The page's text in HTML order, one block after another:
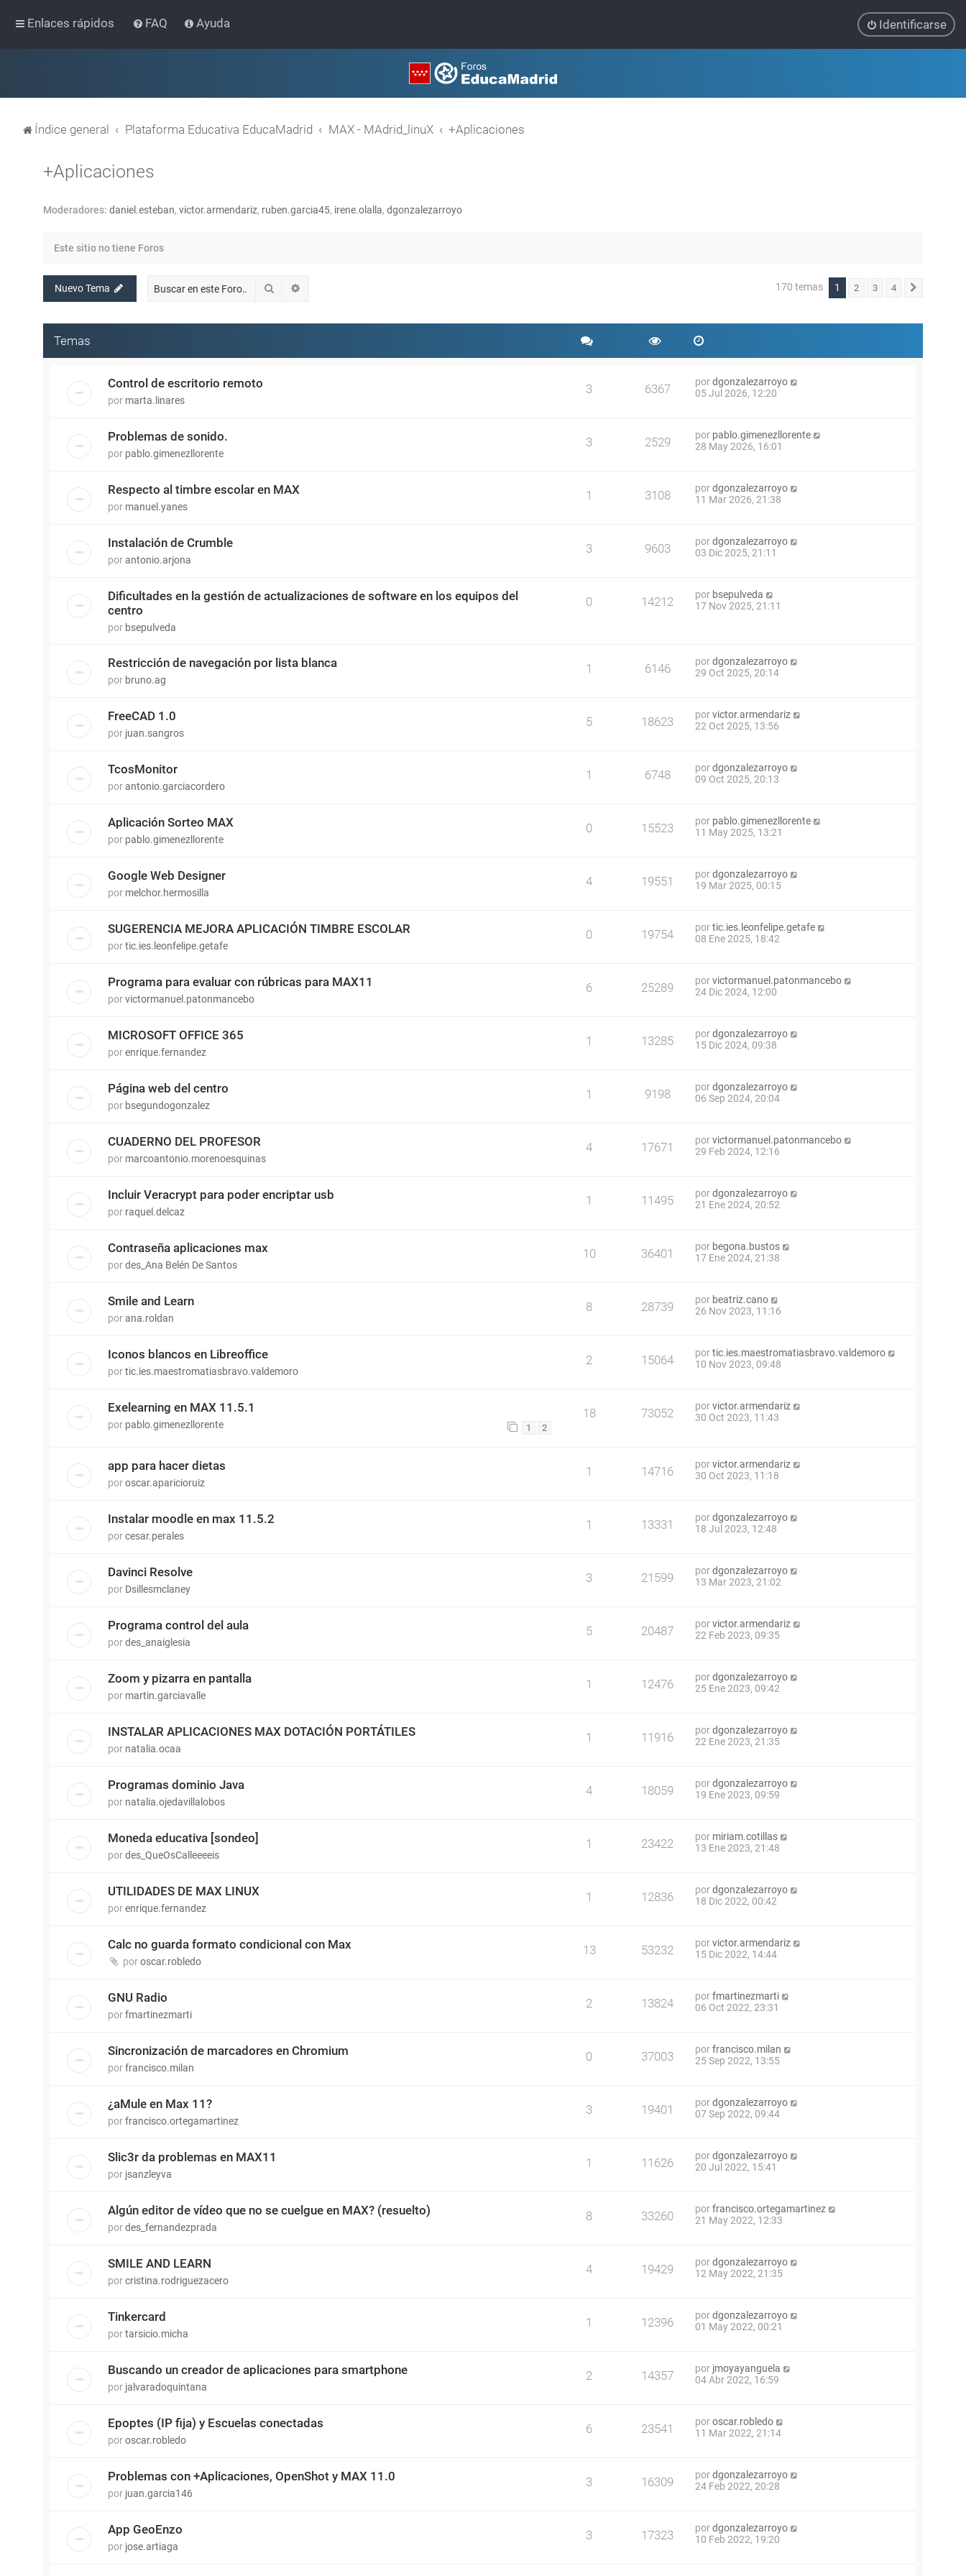
Enlaces rápidos FAQ Ayuda Identificarse
Índice general Plataforma Educativa EducaMadrid MAX - MAdrid_linuX +Aplicaciones
+Aplicaciones
Moderadores: daniel.esteban, victor.armendariz, ruben.garcia45, irene.olalla, dgonzalezarroyo
Este sitio no tiene Foros
Nuevo Tema Buscar 170 temas 1 2 3 4
Temas
Control de escritorio remoto
por marta.linares
3 6367 pordgonzalezarroyo
05 Jul 2026, 12:20
Problemas de sonido.
por pablo.gimenezllorente
3 2529 por pablo.gimenezllorente
28 May 2026, 16:01
Respecto al timbre escolar en MAX
por manuel.yanes
1 3108 pordgonzalezarroyo
11 Mar 2026, 21:38
Instalación de Crumble
porantonio.arjona
3 9603 pordgonzalezarroyo
03 Dic 2025, 21:11
Dificultades en la gestión de actualizaciones de software en los equipos del
centro
por bsepulveda
0 14212 por bsepulveda
17 Nov 2025, 21:11
Restricción de navegación por lista blanca
por bruno.ag
1 6146 pordgonzalezarroyo
29 Oct 2025, 20:14
FreeCAD 1.0
por juan.sangros
5 18623 porvictor.armendariz
22 Oct 2025, 13:56
TcosMonitor
porantonio.garciacordero
1 6748 pordgonzalezarroyo
09 Oct 2025, 20:13
Aplicación Sorteo MAX
por pablo.gimenezllorente
0 15523 por pablo.gimenezllorente
11 May 2025, 13:21
Google Web Designer
por melchor.hermosilla
4 19551 pordgonzalezarroyo
19 Mar 2025, 00:15
SUGERENCIA MEJORA APLICACIÓN TIMBRE ESCOLAR
portic.ies.leonfelipe.getafe
0 19754 portic.ies.leonfelipe.getafe
08 Ene 2025, 18:42
Programa para evaluar con rúbricas para MAX11
porvictormanuel.patonmancebo
6 25289 porvictormanuel.patonmancebo
24 Dic 2024, 12:00
MICROSOFT OFFICE 365
porenrique.fernandez
1 13285 pordgonzalezarroyo
15 Dic 2024, 09:38
Página web del centro
por bsegundogonzalez
1 9198 pordgonzalezarroyo
06 Sep 2024, 20:04
CUADERNO DEL PROFESOR
por marcoantonio.morenoesquinas
4 17671 porvictormanuel.patonmancebo
29 Feb 2024, 12:16
Incluir Veracrypt para poder encriptar usb
por raquel.delcaz
1 11495 pordgonzalezarroyo
21 Ene 2024, 20:52
Contraseña aplicaciones max
pordes_Ana Belén De Santos
10 36401 por begona.bustos
17 Ene 2024, 21:38
Smile and Learn
porana.roldan
8 28739 por beatriz.cano
26 Nov 2023, 11:16
Iconos blancos en Libreoffice
portic.ies.maestromatiasbravo.valdemoro
2 15064 portic.ies.maestromatiasbravo.valdemoro
10 Nov 2023, 09:48
Exelearning en MAX 11.5.1
por pablo.gimenezllorente 1 2
18 73052 porvictor.armendariz
30 Oct 2023, 11:43
app para hacer dietas
poroscar.aparicioruiz
1 14716 porvictor.armendariz
30 Oct 2023, 11:18
Instalar moodle en max 11.5.2
porcesar.perales
1 13331 pordgonzalezarroyo
18 Jul 2023, 12:48
Davinci Resolve
por Dsillesmclaney
3 21599 pordgonzalezarroyo
13 Mar 2023, 21:02
Programa control del aula
pordes_anaiglesia
5 20487 porvictor.armendariz
22 Feb 2023, 09:35
Zoom y pizarra en pantalla
por martin.garciavalle
1 12476 pordgonzalezarroyo
25 Ene 2023, 09:42
INSTALAR APLICACIONES MAX DOTACIÓN PORTÁTILES
por natalia.ocaa
1 11916 pordgonzalezarroyo
22 Ene 2023, 21:35
Programas dominio Java
por natalia.ojedavillalobos
4 18059 pordgonzalezarroyo
19 Ene 2023, 09:59
Moneda educativa [sondeo]
pordes_QueOsCalleeeeis
1 23422 por miriam.cotillas
13 Ene 2023, 21:48
UTILIDADES DE MAX LINUX
porenrique.fernandez
1 12836 pordgonzalezarroyo
18 Dic 2022, 00:42
Calc no guarda formato condicional con Max
poroscar.robledo
13 53232 porvictor.armendariz
15 Dic 2022, 14:44
GNU Radio
porfmartinezmarti
2 13824 porfmartinezmarti
06 Oct 2022, 23:31
Sincronización de marcadores en Chromium
porfrancisco.milan
0 37003 porfrancisco.milan
25 Sep 2022, 13:55
¿aMule en Max 11?
porfrancisco.ortegamartinez
3 19401 pordgonzalezarroyo
07 Sep 2022, 09:44
Slic3r da problemas en MAX11
por jsanzleyva
1 11626 pordgonzalezarroyo
20 Jul 2022, 15:41
Algún editor de vídeo que no se cuelgue en MAX? (resuelto)
pordes_fernandezprada
8 33260 porfrancisco.ortegamartinez
21 May 2022, 12:33
SMILE AND LEARN
porcristina.rodriguezacero
4 19429 pordgonzalezarroyo
12 May 2022, 21:35
Tinkercard
portarsicio.micha
1 12396 pordgonzalezarroyo
01 May 2022, 00:21
Buscando un creador de aplicaciones para smartphone
por jalvaradoquintana
2 14357 por jmoyayanguela
04 Abr 2022, 16:59
Epoptes (IP fija) y Escuelas conectadas
poroscar.robledo
6 23541 poroscar.robledo
11 Mar 2022, 21:14
Problemas con +Aplicaciones, OpenShot y MAX 11.0
por juan.garcia146
3 16309 pordgonzalezarroyo
24 Feb 2022, 20:28
App GeoEnzo
por jose.artiaga
3 17323 pordgonzalezarroyo
10 Feb 2022, 19:20